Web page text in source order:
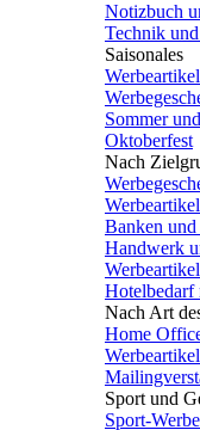
Notizbuch
Technik
Saisonales
Sommer
Oktoberfest
Nach
Banken und
Handwerk
Nach Art
Home
Sport und
Sport-